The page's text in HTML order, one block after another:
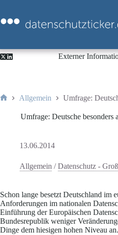
springen
Externer
Allgemein Umfrage:
Umfrage: Deutsche besonders
13.06.2014
Allgemein /Datenschutz -
Schon lange besetzt Deutschland im
Anforderungen im nationalen
Einführung der Europäischen
Bundesrepublik weniger
Dinge dem hiesigen hohen Niveau